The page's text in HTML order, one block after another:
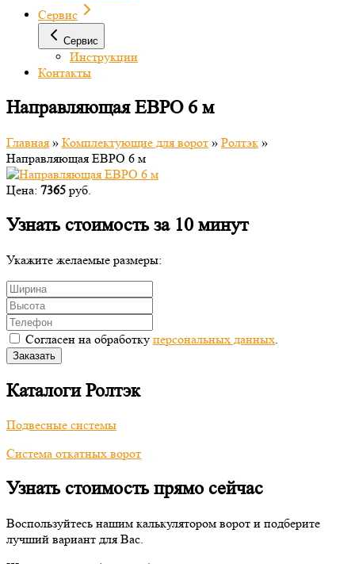
Сервис
Сервис
Инструкции
Контакты
Направляющая ЕВРО 6 м
Главная » Комплектующие для ворот » Ролтэк »
Направляющая ЕВРО 6 м
Цена: 7365 руб.
Узнать стоимость за 10 минут
Укажите желаемые размеры:
Согласен на обработку персональных данных
Заказать
Каталоги Ролтэк
Подвесные системы
Система откатных ворот
Узнать стоимость прямо сейчас
Воспользуйтесь нашим калькулятором ворот и подберите
лучший вариант для Вас.